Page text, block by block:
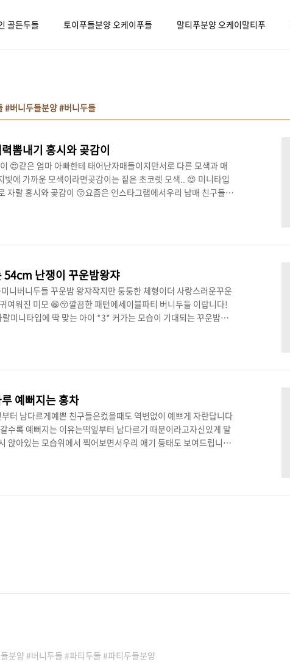
골든두들 토이푸들분양 오케이푸들 말티푸분양 오케이말티푸
#버니두들분양 #버니두들
뽐내기 홍시와 곶감이
😍같은 엄마 아빠한테 태어난자매들이지만서로 다른 모색과 매
에 가까운 모색이라면곶감이는 짙은 초코렛 모색.. 😍 미니타입
자랄 홍시와 곶감이 😚요즘은 인스타그램에서우리 남매 친구들이
라 쳐다보면 귀여워서 급 심쿵 ...곶감이는 세상 멍~ 해보이는 표
히 신었네요 ㅎㅎ라임이 , 레몬이와는또 다른 매력을 보여주고 있
54cm 난쟁이 꾸운밤왕쟈
니버니두들 꾸운밤 왕쟈작지만 퉁퉁한 체형이더 사랑스러운꾸운
여워진 미모 😁😚깔끔한 패턴에세이블파티 버니두들 이랍니다!
미니타입에 딱 맞는 아이 *3* 커가는 모습이 기대되는 꾸운밤의
.. 겁쟁이인 아가들도 있는데 우리 꾸운밤은짖음도 잘 없꾸 혼자
때문에남자아가들은 안보셨다! 하시는 분들께진짜 꼭 보여드리
예뻐지는 홍차
터 남다르게예쁜 친구들은컸을때도 역변없이 예쁘게 자란답니다
수록 예뻐지는 이유는떡잎부터 남다르기 때문이라고자신있게 말
앉아있는 모습위에서 찍어보면서우리 애기 등태도 보여드립니다
있답니다 😎😁 이목구비가 여리여리해서뭔가 공주님 같지만 아
가지고 있어서털빠짐에 있어서도 걱정안하셔도 된답니다! 눈매
분양 #버니두들 #파티두들 #파티두들분양